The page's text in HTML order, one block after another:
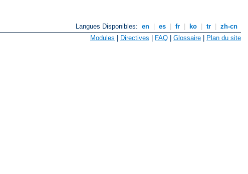
Langues Disponibles: en es fr ko tr
zh-cn
Modules | Directives | FAQ | Glossaire | Plan du site